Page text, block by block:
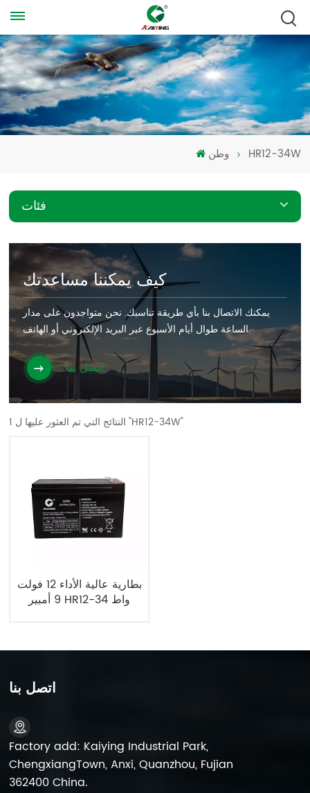
وطن HR12-34W
فئات
كيف يمكننا مساعدتك
يمكنك الاتصال بنا بأي طريقة تناسبك. نحن متواجدون على مدار
الساعة طوال أيام الأسبوع عبر البريد الإلكتروني أو الهاتف.
اتصل بنا
1 النتائج التي تم العثور عليها ل "HR12-34W"
بطارية عالية الأداء 12 فولت
9 أمبير HR12-34 واط
اتصل بنا
Factory add: Kaiying Industrial Park,
ChengxiangTown, Anxi, Quanzhou, Fujian
362400 China.